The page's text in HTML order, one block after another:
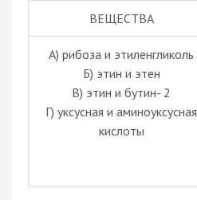
ВЕЩЕСТВА
А) рибоза и этиленгликоль
Б) этин и этен
В) этин и бутин- 2
Г) уксусная и аминоуксусная
кислоты